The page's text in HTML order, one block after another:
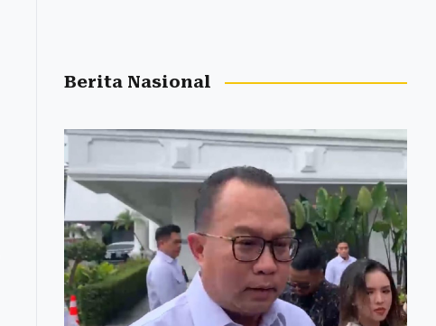
Berita Nasional